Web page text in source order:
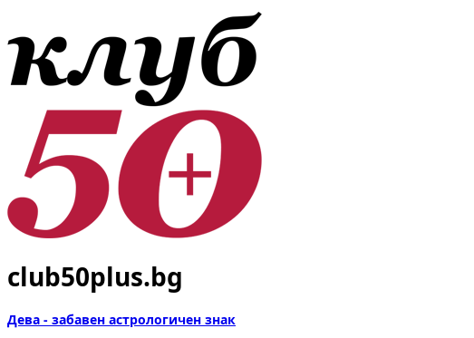
club50plus.bg
Дева - забавен астрологичен знак